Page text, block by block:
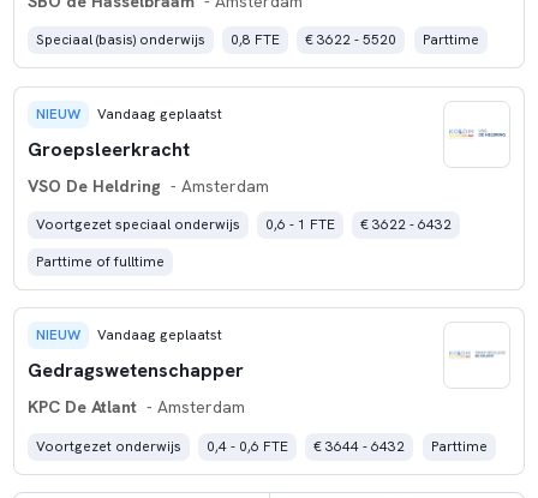
Speciaal (basis) onderwijs 0,8 FTE € 3622 - 5520 Parttime
NIEUW Vandaag geplaatst
Groepsleerkracht
VSO De Heldring - Amsterdam
Voortgezet speciaal onderwijs 0,6 - 1 FTE
€ 3622 - 6432
Parttime of fulltime
NIEUW Vandaag geplaatst
Gedragswetenschapper
KPC De Atlant - Amsterdam
Voortgezet onderwijs 0,4 - 0,6 FTE € 3644 - 6432 Parttime